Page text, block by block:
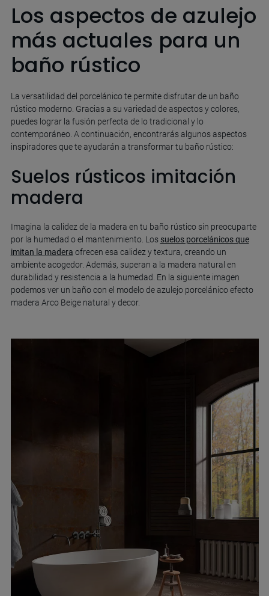
Los aspectos de azulejo
más actuales para un
baño rústico
La versatilidad del porcelánico te permite disfrutar de un baño
rústico moderno. Gracias a su variedad de aspectos y colores,
puedes lograr la fusión perfecta de lo tradicional y lo
contemporáneo. A continuación, encontrarás algunos aspectos
inspiradores que te ayudarán a transformar tu baño rústico:
Suelos rústicos imitación
madera
Imagina la calidez de la madera en tu baño rústico sin preocuparte
por la humedad o el mantenimiento. Los suelos porcelánicos que
imitan la madera ofrecen esa calidez y textura, creando un
ambiente acogedor. Además, superan a la madera natural en
durabilidad y resistencia a la humedad. En la siguiente imagen
podemos ver un baño con el modelo de azulejo porcelánico efecto
madera Arco Beige natural y decor.